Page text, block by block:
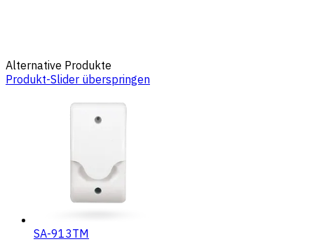
Alternative Produkte
Produkt-Slider überspringen
SA-913TM